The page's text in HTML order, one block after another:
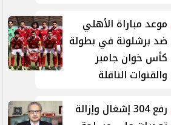
موعد مباراة الأهلي
ضد برشلونة في بطولة
كأس خوان جامبر
والقنوات الناقلة
رفع 304 إشغال وإزالة